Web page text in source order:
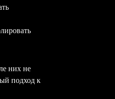
них не
подход к